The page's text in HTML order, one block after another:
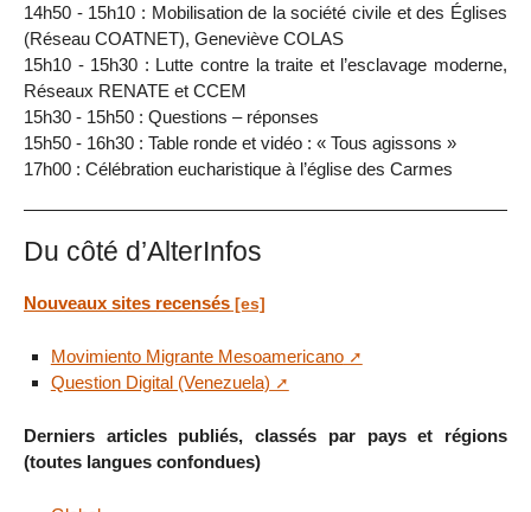
14h50 - 15h10 : Mobilisation de la société civile et des Églises
(Réseau COATNET), Geneviève COLAS
15h10 - 15h30 : Lutte contre la traite et l’esclavage moderne,
Réseaux RENATE et CCEM
15h30 - 15h50 : Questions – réponses
15h50 - 16h30 : Table ronde et vidéo : « Tous agissons »
17h00 : Célébration eucharistique à l’église des Carmes
Du côté d’AlterInfos
Nouveaux sites recensés
Movimiento Migrante Mesoamericano
Question Digital (Venezuela)
Derniers articles publiés, classés par pays et régions
(toutes langues confondues)